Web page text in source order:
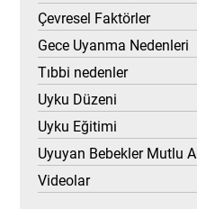
Çevresel Faktörler
Gece Uyanma Nedenleri
Tıbbi nedenler
Uyku Düzeni
Uyku Eğitimi
Uyuyan Bebekler Mutlu
Videolar